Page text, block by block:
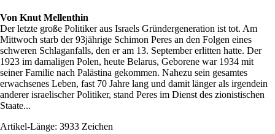
Von Knut Mellenthin
Der letzte große Politiker aus Israels Gründergeneration ist tot. Am
Mittwoch starb der 93jährige Schimon Peres an den Folgen eines
schweren Schlaganfalls, den er am 13. September erlitten hatte. Der
1923 im damaligen Polen, heute Belarus, Geborene war 1934 mit
seiner Familie nach Palästina gekommen. Nahezu sein gesamtes
erwachsenes Leben, fast 70 Jahre lang und damit länger als irgendein
anderer israelischer Politiker, stand Peres im Dienst des zionistischen
Staate...
Artikel-Länge: 3933 Zeichen